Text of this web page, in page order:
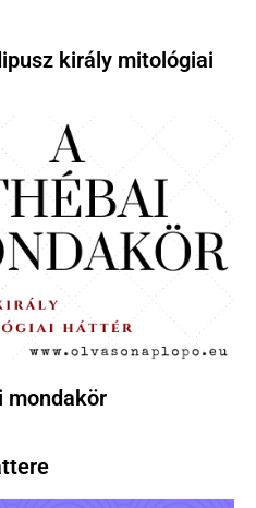
király mitológiai
mondakör